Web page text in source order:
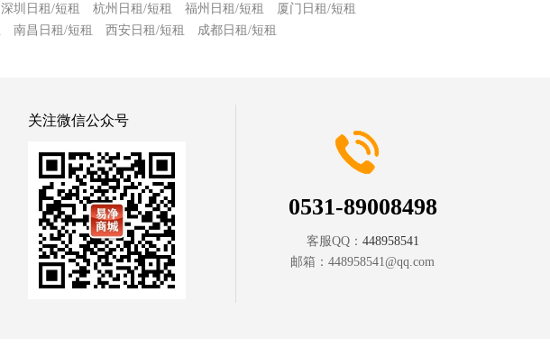
深圳日租/短租 杭州日租/短租 福州日租/短租
厦门日租/短租
南昌日租/短租 西安日租/短租 成都日租/短租
关注微信公众号
0531-89008498
客服QQ： 448958541
邮箱： 448958541@qq.com